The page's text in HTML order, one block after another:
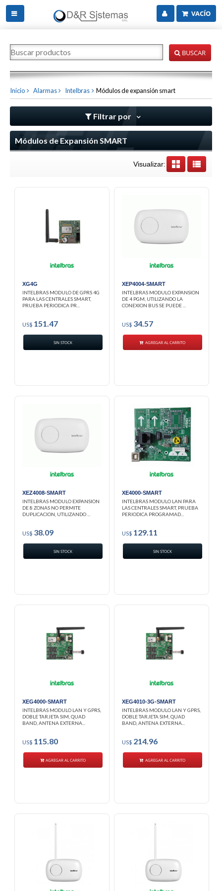
VACÍO
BUSCAR
Inicio Alarmas Intelbras Módulos de expansión smart
Filtrar por
Módulos de Expansión SMART
Visualizar:
XG4G
INTELBRAS MODULO DE GPRS 4G
PARA LAS CENTRALES SMART,
PRUEBA PERIODICA PR...
US$ 151.47
SIN STOCK
XEP4004-SMART
INTELBRAS MODULO EXPANSION
DE 4 PGM, UTILIZANDO LA
CONEXION BUS SE PUEDE ...
US$34.57
AGREGAR AL CARRITO
XEZ4008-SMART
INTELBRAS MODULO EXPANSION
DE 8 ZONAS NO PERMITE
DUPLICACION, UTILIZANDO ...
US$ 38.09
SIN STOCK
XE4000-SMART
INTELBRAS MODULO LAN PARA
LAS CENTRALES SMART, PRUEBA
PERIODICA PROGRAMAD...
US$129.11
SIN STOCK
XEG4000-SMART
INTELBRAS MODULO LAN Y GPRS,
DOBLE TARJETA SIM, QUAD
BAND, ANTENA EXTERNA...
US$ 115.80
AGREGAR AL CARRITO
XEG4010-3G-SMART
INTELBRAS MODULO LAN Y GPRS,
DOBLE TARJETA SIM, QUAD
BAND, ANTENA EXTERNA...
US$214.96
AGREGAR AL CARRITO